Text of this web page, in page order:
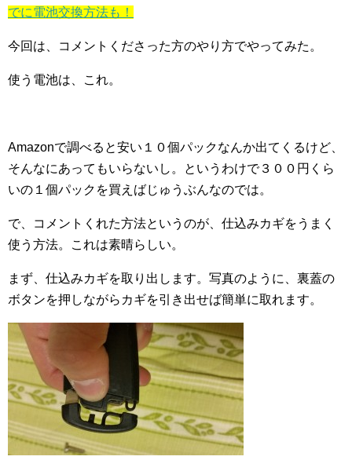
でに電池交換方法も！
今回は、コメントくださった方のやり方でやってみた。
使う電池は、これ。
Amazonで調べると安い１０個パックなんか出てくるけど、
そんなにあってもいらないし。というわけで３００円くら
いの１個パックを買えばじゅうぶんなのでは。
で、コメントくれた方法というのが、仕込みカギをうまく
使う方法。これは素晴らしい。
まず、仕込みカギを取り出します。写真のように、裏蓋の
ボタンを押しながらカギを引き出せば簡単に取れます。